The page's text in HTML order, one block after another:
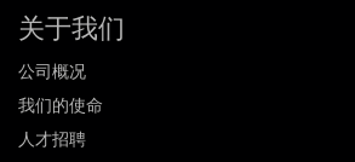
关于我们
公司概况
我们的使命
人才招聘